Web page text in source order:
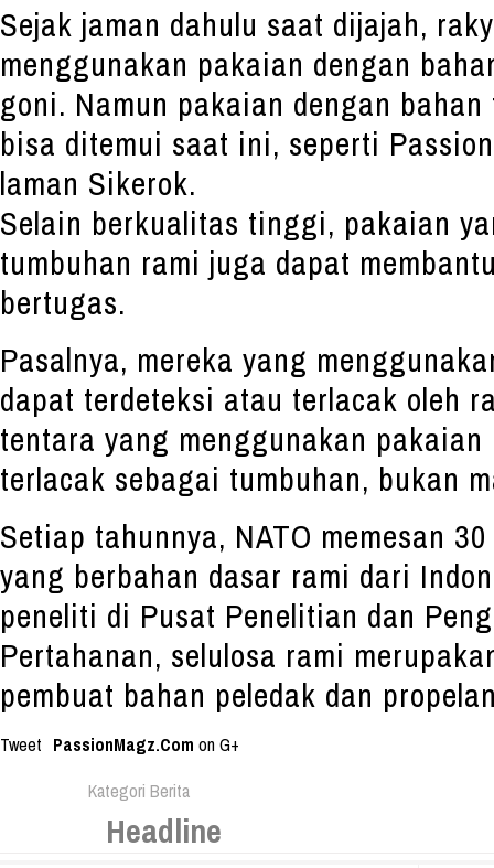
Sejak jaman dahulu saat dijajah,
menggunakan pakaian dengan
goni. Namun pakaian dengan
bisa ditemui saat ini, seperti
laman Sikerok.
Selain berkualitas tinggi, pakaian
tumbuhan rami juga dapat
bertugas.
Pasalnya, mereka yang
dapat terdeteksi atau terlacak oleh
tentara yang menggunakan
terlacak sebagai tumbuhan, bukan
Setiap tahunnya, NATO memesan
yang berbahan dasar rami dari
peneliti di Pusat Penelitian dan
Pertahanan, selulosa rami
pembuat bahan peledak dan
Tweet PassionMagz.Com on G+
Kategori Berita
Headline